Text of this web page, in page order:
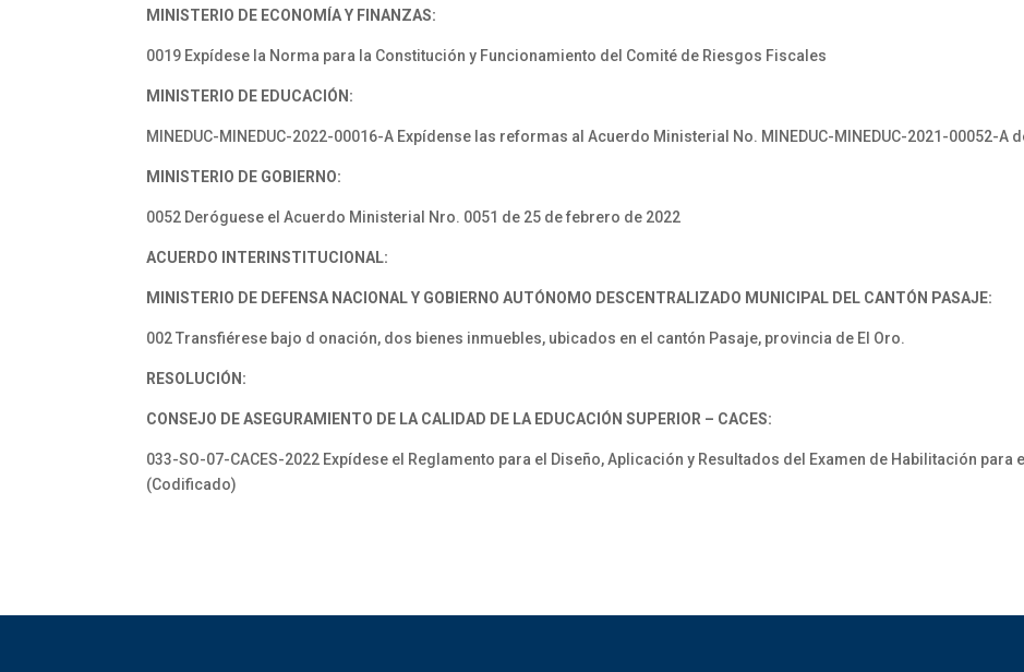
MINISTERIO DE ECONOMÍA Y FINANZAS:
0019 Expídese la Norma para la Constitución y Funcionamiento del Comité de Riesgos Fiscales
MINISTERIO DE EDUCACIÓN:
MINEDUC-MINEDUC-2022-00016-A Expídense las reformas al Acuerdo Ministerial No. MINEDUC-MINEDUC-2021-00052-A
MINISTERIO DE GOBIERNO:
0052 Deróguese el Acuerdo Ministerial Nro. 0051 de 25 de febrero de 2022
ACUERDO INTERINSTITUCIONAL:
MINISTERIO DE DEFENSA NACIONAL Y GOBIERNO AUTÓNOMO DESCENTRALIZADO MUNICIPAL DEL CANTÓN PASAJE:
002 Transfiérese bajo d onación, dos bienes inmuebles, ubicados en el cantón Pasaje, provincia de El Oro.
RESOLUCIÓN:
CONSEJO DE ASEGURAMIENTO DE LA CALIDAD DE LA EDUCACIÓN SUPERIOR – CACES:
033-SO-07-CACES-2022 Expídese el Reglamento para el Diseño, Aplicación y Resultados del Examen de Habilitación para
(Codificado)